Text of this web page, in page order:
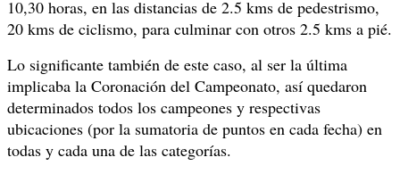
10,30 horas, en las distancias de 2.5 kms de pedestrismo,
20 kms de ciclismo, para culminar con otros 2.5 kms a pié.
Lo significante también de este caso, al ser la última
implicaba la Coronación del Campeonato, así quedaron
determinados todos los campeones y respectivas
ubicaciones (por la sumatoria de puntos en cada fecha) en
todas y cada una de las categorías.